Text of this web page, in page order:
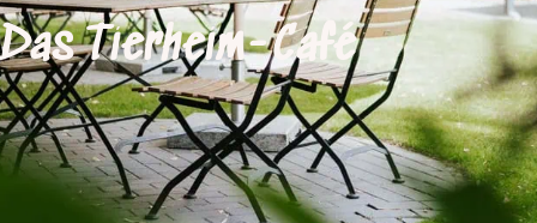
Das Tierheim-Café